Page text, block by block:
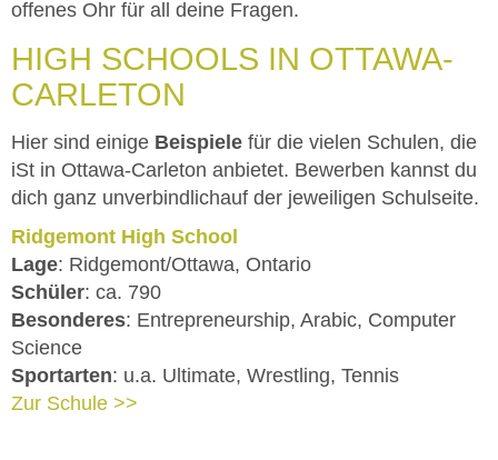
offenes Ohr für all deine Fragen.
HIGH SCHOOLS IN OTTAWA-
CARLETON
Hier sind einige Beispiele für die vielen Schulen, die
iSt in Ottawa-Carleton anbietet. Bewerben kannst du
dich ganz unverbindlichauf der jeweiligen Schulseite.
Ridgemont High School
Lage: Ridgemont/Ottawa, Ontario
Schüler: ca. 790
Besonderes: Entrepreneurship, Arabic, Computer
Science
Sportarten: u.a. Ultimate, Wrestling, Tennis
Zur Schule >>